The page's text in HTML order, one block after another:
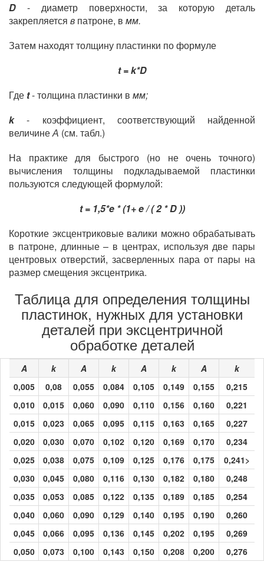
D - диаметр поверхности, за которую деталь
закрепляется в патроне, в мм.
Затем находят толщину пластинки по формуле
t = k*D
Где t- толщина пластинки в мм;
k- коэффициент, соответствующий найденной
величинеА (см. табл.)
На практике для быстрого (но не очень точного)
вычисления толщины подкладываемой пластинки
пользуются следующей формулой:
t = 1,5*e * (1+ e / ( 2 * D ))
Короткие эксцентриковые валики можно обрабатывать
в патроне, длинные – в центрах, используя две пары
центровых отверстий, засверленных пара от пары на
размер смещения эксцентрика.
Таблица для определения толщины
пластинок, нужных для установки
деталей при эксцентричной
обработке деталей
A k A k A k A
k
0,005
0,08 0,055 0,084 0,105 0,149 0,155
0,215
0,010
0,015 0,060 0,090 0,110 0,156 0,160
0,221
0,015
0,023 0,065 0,095 0,115 0,163 0,165
0,227
0,020
0,030 0,070 0,102 0,120 0,169 0,170
0,234
0,025
0,038 0,075 0,109 0,125 0,176 0,175
0,241>
0,030
0,045 0,080 0,116 0,130 0,182 0,180
0,248
0,035
0,053 0,085 0,122 0,135 0,189 0,185
0,254
0,040
0,060 0,090 0,129 0,140 0,195 0,190
0,260
0,045
0,066 0,095 0,136 0,145 0,202 0,195
0,269
0,050
0,073 0,100 0,143 0,150 0,208 0,200 0,276